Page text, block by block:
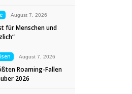
August 7, 2026
für Menschen und
August 7, 2026
Roaming-Fallen
2026